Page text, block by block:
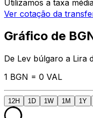
Utilizamos a taxa
Ver cotação da
Gráfico de
De Lev búlgaro a Lira
1 BGN = 0 VAL
12H 1D 1W 1M 1Y